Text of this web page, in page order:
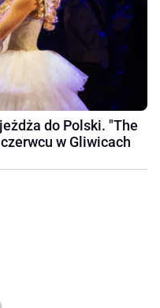
do Polski. "The
w Gliwicach